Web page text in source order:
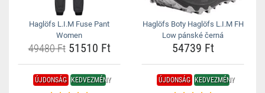
Haglöfs L.I.M Fuse Pant
Women
49480 Ft51510 Ft
Haglöfs Boty Haglöfs L.I.M FH
Low pánské černá
54739 Ft
ÚJDONSÁG KEDVEZMÉNY ÚJDONSÁG KEDVEZMÉNY